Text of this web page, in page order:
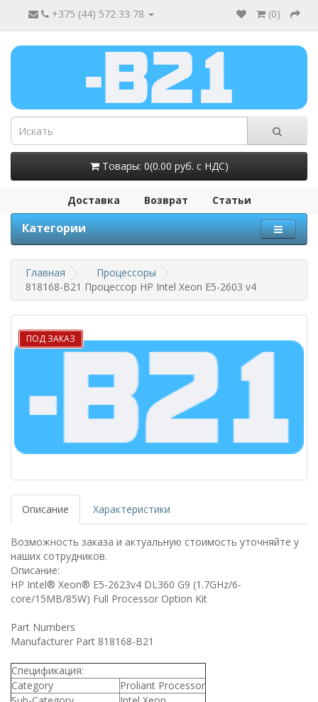
+375 (44) 572 33 78 (0)
Товары: 0(0.00 руб. с НДС)
Доставка Возврат Статьи
Категории
Главная
Процессоры
818168-B21 Процессор HP Intel Xeon E5-2603 v4
ПОД ЗАКАЗ
Описание Характеристики
Возможность заказа и актуальную стоимость уточняйте у
наших сотрудников.
Описание:
HP Intel® Xeon® E5-2623v4 DL360 G9 (1.7GHz/6-
core/15MB/85W) Full Processor Option Kit
Part Numbers
Manufacturer Part 818168-B21
Спецификация:
Category
Proliant Processor